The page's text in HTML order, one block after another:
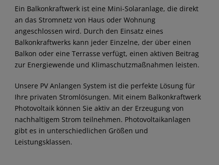
Ein Balkonkraftwerk ist eine Mini-Solaranlage, die direkt
an das Stromnetz von Haus oder Wohnung
angeschlossen wird. Durch den Einsatz eines
Balkonkraftwerks kann jeder Einzelne, der über einen
Balkon oder eine Terrasse verfügt, einen aktiven Beitrag
zur Energiewende und Klimaschutzmaßnahmen leisten.
Unsere PV Anlangen System ist die perfekte Lösung für
Ihre privaten Stromlösungen. Mit einem Balkonkraftwerk
Photovoltaik können Sie aktiv an der Erzeugung von
nachhaltigem Strom teilnehmen. Photovoltaikanlagen
gibt es in unterschiedlichen Größen und
Leistungsklassen.